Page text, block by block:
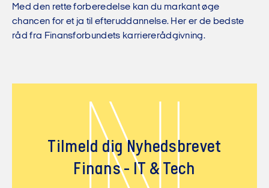
Med den rette forberedelse kan du markant øge
chancen for et ja til efteruddannelse. Her er de bedste
råd fra Finansforbundets karriererådgivning.
Tilmeld dig Nyhedsbrevet
Finans - IT & Tech